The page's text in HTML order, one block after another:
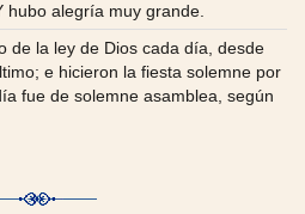
hubo alegría muy grande.
de la ley de Dios cada día, desde
e hicieron la fiesta solemne por
fue de solemne asamblea, según